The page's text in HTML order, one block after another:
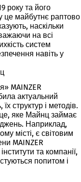
року та його
це майбутнє раптово
наскільки
на всі
систем
навіть у
MAINZER
актуальний
структур і методів.
яке Майнц займає
Наприклад,
місті, є світовим
MAINZER
та компанії,
попитом і